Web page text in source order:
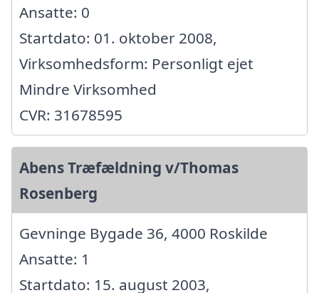
Ansatte: 0
Startdato: 01. oktober 2008,
Virksomhedsform: Personligt ejet
Mindre Virksomhed
CVR: 31678595
Abens Træfældning v/Thomas
Rosenberg
Gevninge Bygade 36, 4000 Roskilde
Ansatte: 1
Startdato: 15. august 2003,